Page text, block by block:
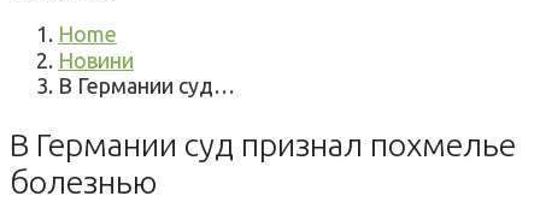
Home
Новини
В Германии суд…
В Германии суд признал похмелье
болезнью